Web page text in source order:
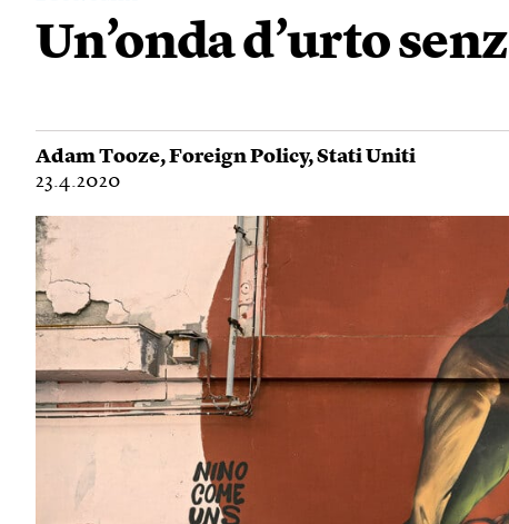
Un’onda d’urto
Adam Tooze,Foreign Policy,Stati Uniti
23.4.2020